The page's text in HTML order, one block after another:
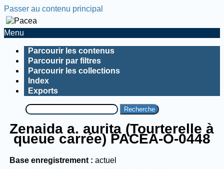
Passer au contenu principal
Menu
Parcourir les contenus
Parcourir par filtres
Parcourir les collections
Index
Exports
Recherche
Zenaida a. aurita (Tourterelle à
queue carrée) PACEA-O-0448
Base enregistrement
actuel